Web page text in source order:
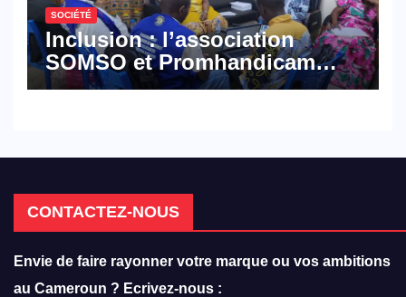
SOCIÉTÉ
Inclusion : l’association
SOMSO et Promhandicam
militent en faveur d’une
CONTACTEZ-NOUS
Envie de faire rayonner votre marque ou vos ambitions
au Cameroun ? Ecrivez-nous :